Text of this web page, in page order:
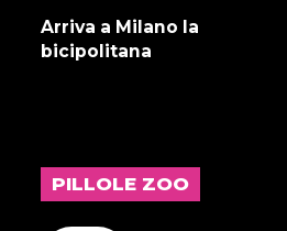
Arriva a Milano la
bicipolitana
PILLOLE ZOO